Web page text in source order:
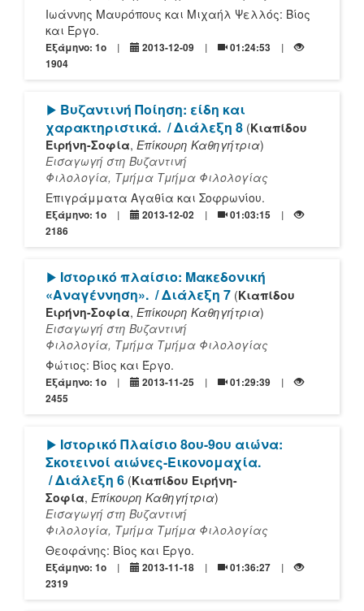
Ιωάννης Μαυρόπους και Μιχαήλ Ψελλός: Βίος
και Έργο.
Εξάμηνο: 1o 2013-12-09
01:24:53
1904
[Play]
Βυζαντινή Ποίηση: είδη και
χαρακτηριστικά. / Διάλεξη 8 (Κιαπίδου
Ειρήνη-Σοφία, Επίκουρη Καθηγήτρια)
Εισαγωγή στη Βυζαντινή
Φιλολογία, Τμήμα Τμήμα Φιλολογίας
Επιγράμματα Αγαθία και Σοφρωνίου.
Εξάμηνο: 1o 2013-12-02
01:03:15
2186
[Play]
Ιστορικό πλαίσιο: Μακεδονική
«Αναγέννηση». / Διάλεξη 7 (Κιαπίδου
Ειρήνη-Σοφία, Επίκουρη Καθηγήτρια)
Εισαγωγή στη Βυζαντινή
Φιλολογία, Τμήμα Τμήμα Φιλολογίας
Φώτιος: Βίος και Έργο.
Εξάμηνο: 1o 2013-11-25
01:29:39
2455
[Play]
Ιστορικό Πλαίσιο 8ου-9ου αιώνα:
Σκοτεινοί αιώνες-Εικονομαχία.
/ Διάλεξη 6 (Κιαπίδου Ειρήνη-
Σοφία, Επίκουρη Καθηγήτρια)
Εισαγωγή στη Βυζαντινή
Φιλολογία, Τμήμα Τμήμα Φιλολογίας
Θεοφάνης: Βίος και Έργο.
Εξάμηνο: 1o 2013-11-18
01:36:27
2319